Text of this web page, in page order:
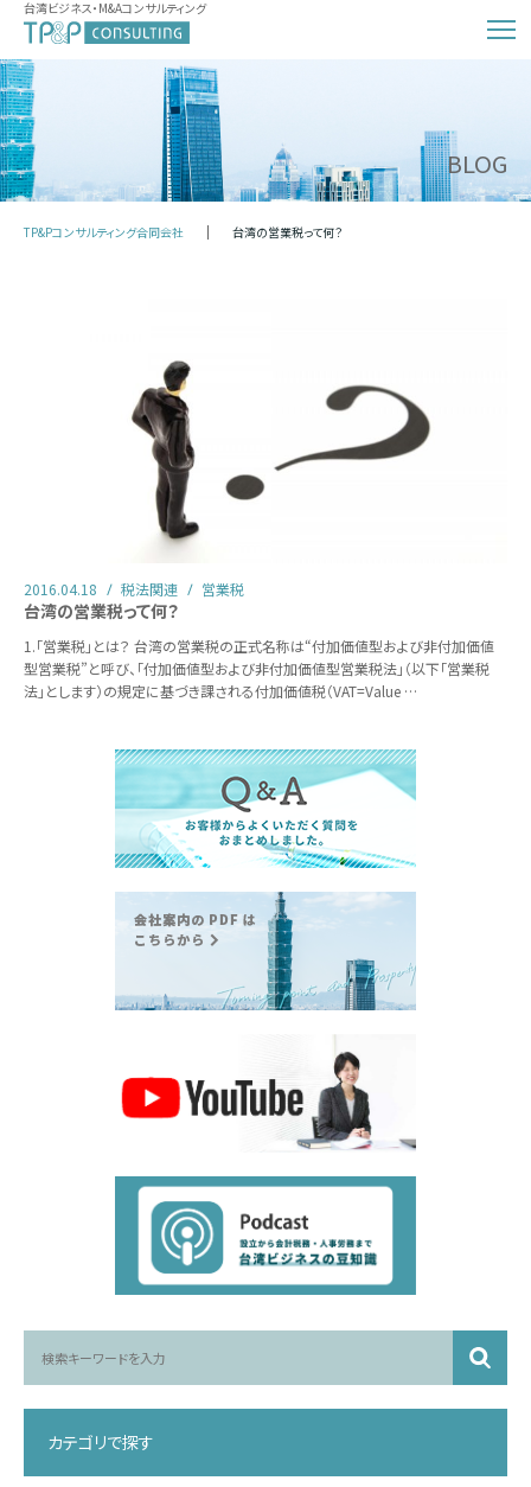
台湾ビジネス・M&Aコンサルティング
BLOG
TP&Pコンサルティング合同会社 台湾の営業税って何？
2016.04.18 税法関連 営業税
台湾の営業税って何？
1.「営業税」とは？ 台湾の営業税の正式名称は“付加価値型および非付加価値
型営業税”と呼び、「付加価値型および非付加価値型営業税法」（以下「営業税
法」とします）の規定に基づき課される付加価値税（VAT=Value …
カテゴリで探す